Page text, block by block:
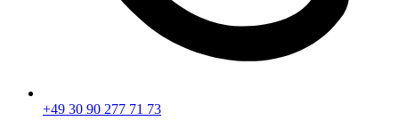
+49 30 90 277 71 73